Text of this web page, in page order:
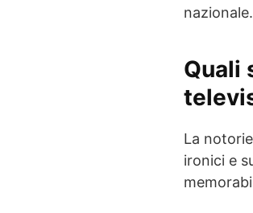
nazionale.
Quali
La
ironici e